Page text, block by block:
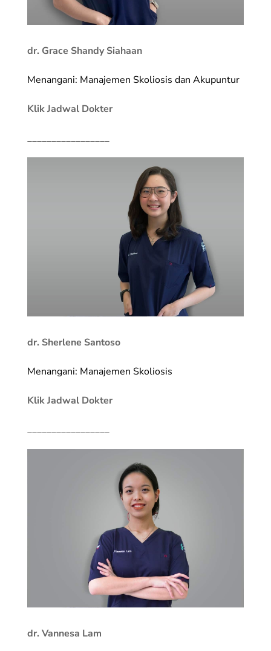
dr. Grace Shandy Siahaan
Menangani: Manajemen Skoliosis dan Akupuntur
Klik Jadwal Dokter
_________________
dr. Sherlene Santoso
Menangani: Manajemen Skoliosis
Klik Jadwal Dokter
_________________
dr. Vannesa Lam